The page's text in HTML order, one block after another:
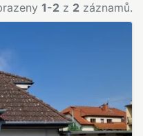
1-2 z 2 záznamů.